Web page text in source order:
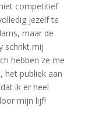
competitief
jezelf te
maar de
schrikt mij
hebben ze me
het publiek aan
ik er heel
mijn lijf!